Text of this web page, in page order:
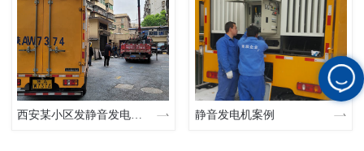
西安某小区发静音发电车现场 静音发电机案例